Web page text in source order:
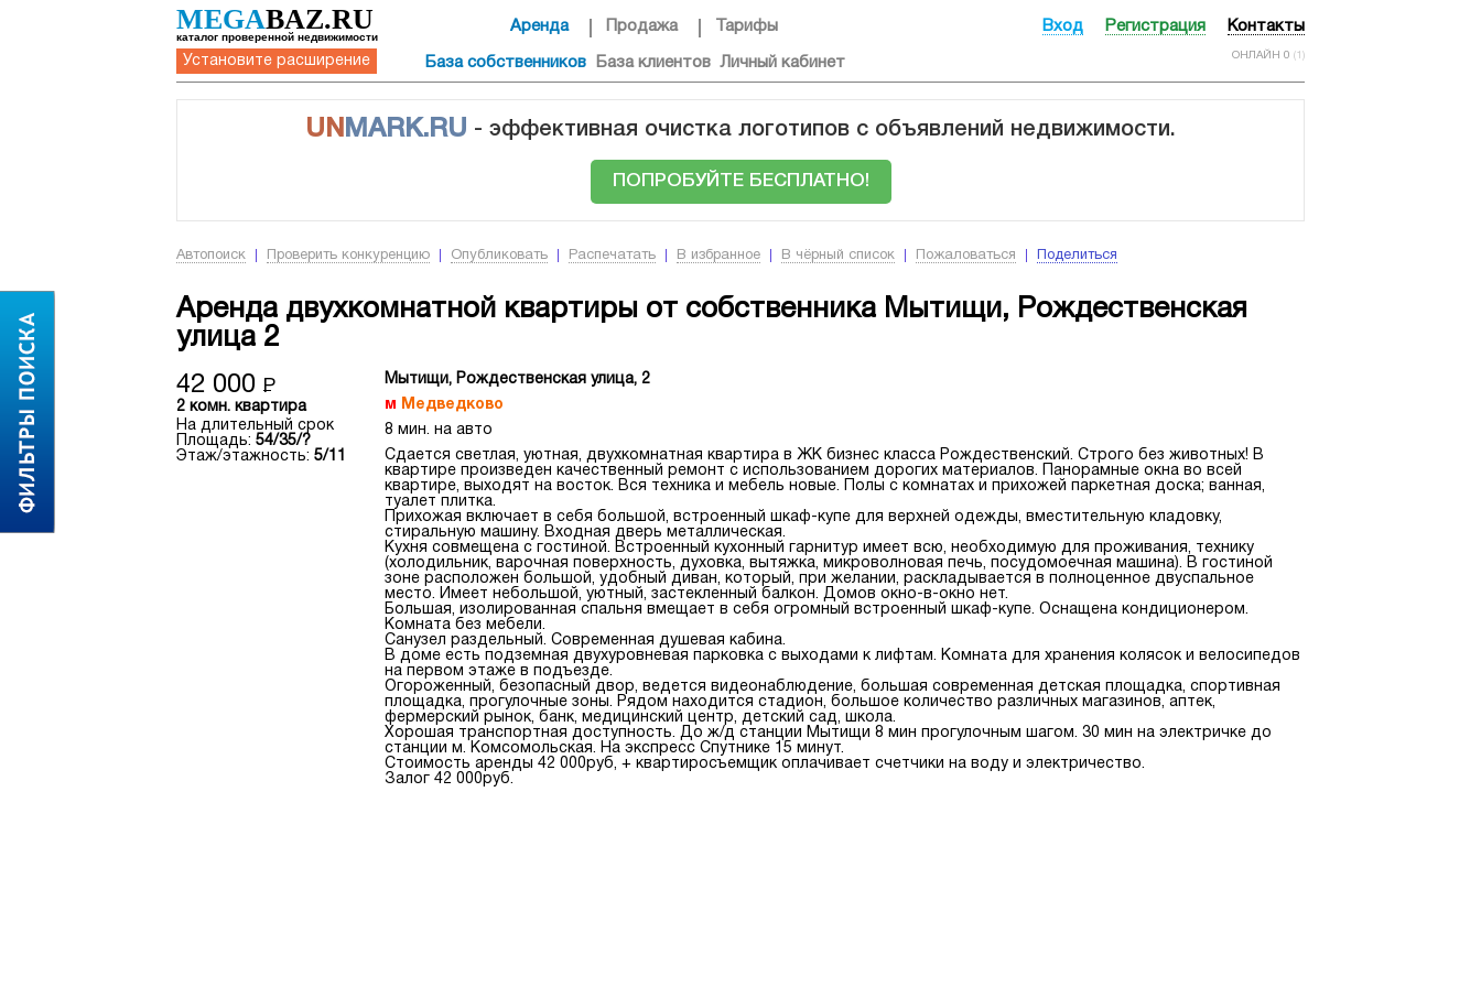
MEGABAZ.RU
каталог проверенной недвижимости
Установите расширение
Аренда Продажа Тарифы
База собственников База клиентов Личный кабинет
Контакты
Регистрация
Вход
ОНЛАЙН 0 (1)
UN MARK.RU - эффективная очистка логотипов с объявлений недвижимости.
ПОПРОБУЙТЕ БЕСПЛАТНО!
Автопоиск Проверить конкуренцию Опубликовать Распечатать В избранное В чёрный список Пожаловаться Поделиться
Аренда двухкомнатной квартиры от собственника Мытищи, Рождественская
улица 2
42 000 Р
2 комн. квартира
На длительный срок
Площадь: 54/35/?
Этаж/этажность: 5/11
Мытищи, Рождественская улица, 2
Медведково
8 мин. на авто
Сдается светлая, уютная, двухкомнатная квартира в ЖК бизнес класса Рождественский. Строго без животных! В
квартире произведен качественный ремонт с использованием дорогих материалов. Панорамные окна во всей
квартире, выходят на восток. Вся техника и мебель новые. Полы с комнатах и прихожей паркетная доска; ванная,
туалет плитка.
Прихожая включает в себя большой, встроенный шкаф-купе для верхней одежды, вместительную кладовку,
стиральную машину. Входная дверь металлическая.
Кухня совмещена с гостиной. Встроенный кухонный гарнитур имеет всю, необходимую для проживания, технику
(холодильник, варочная поверхность, духовка, вытяжка, микроволновая печь, посудомоечная машина). В гостиной
зоне расположен большой, удобный диван, который, при желании, раскладывается в полноценное двуспальное
место. Имеет небольшой, уютный, застекленный балкон. Домов окно-в-окно нет.
Большая, изолированная спальня вмещает в себя огромный встроенный шкаф-купе. Оснащена кондиционером.
Комната без мебели.
Санузел раздельный. Современная душевая кабина.
В доме есть подземная двухуровневая парковка с выходами к лифтам. Комната для хранения колясок и велосипедов
на первом этаже в подъезде.
Огороженный, безопасный двор, ведется видеонаблюдение, большая современная детская площадка, спортивная
площадка, прогулочные зоны. Рядом находится стадион, большое количество различных магазинов, аптек,
фермерский рынок, банк, медицинский центр, детский сад, школа.
Хорошая транспортная доступность. До ж/д станции Мытищи 8 мин прогулочным шагом. 30 мин на электричке до
станции м. Комсомольская. На экспресс Спутнике 15 минут.
Стоимость аренды 42 000руб, + квартиросъемщик оплачивает счетчики на воду и электричество.
Залог 42 000руб.